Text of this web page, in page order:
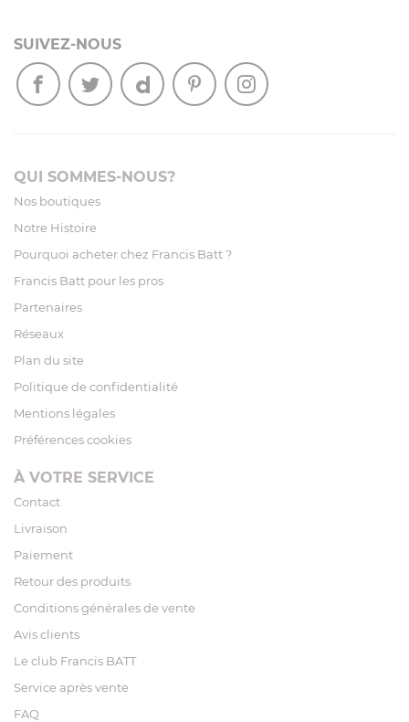
SUIVEZ-NOUS
QUI SOMMES-NOUS?
Nos boutiques
Notre Histoire
Pourquoi acheter chez Francis Batt ?
Francis Batt pour les pros
Partenaires
Réseaux
Plan du site
Politique de confidentialité
Mentions légales
Préférences cookies
À VOTRE SERVICE
Contact
Livraison
Paiement
Retour des produits
Conditions générales de vente
Avis clients
Le club Francis BATT
Service après vente
FAQ